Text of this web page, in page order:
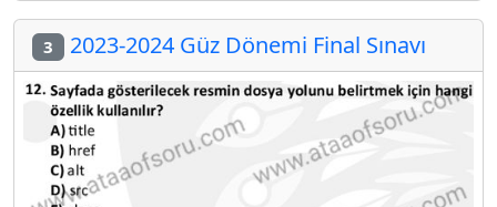
3 2023-2024 Güz Dönemi Final Sınavı